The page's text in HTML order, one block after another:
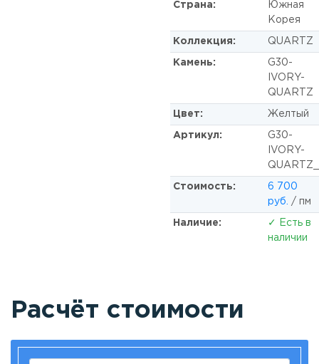
Страна:
Южная
Корея
Коллекция: QUARTZ
Камень:
G30-
IVORY-
QUARTZ
Цвет: Желтый
Артикул:
G30-
IVORY-
QUARTZ_
Стоимость:
6 700
руб.
/ пм
Наличие:
✓ Есть в
наличии
Расчёт стоимости